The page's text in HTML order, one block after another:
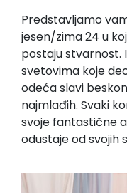
Predstavljamo
jesen/zima 24 u
postaju stvarnost.
svetovima koje
odeća slavi
najmlađih. Svaki
svoje fantastične
odustaje od svojih